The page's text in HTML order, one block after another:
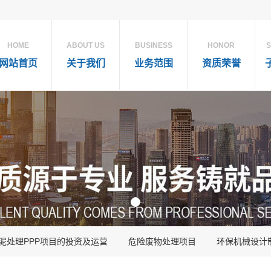
HOME
站首页
ABOUT US
关于我们
BUSINESS
业务范围
HONOR
资质荣誉
处理PPP项目的投资及运营 危险废物处理项目 环保机械设计